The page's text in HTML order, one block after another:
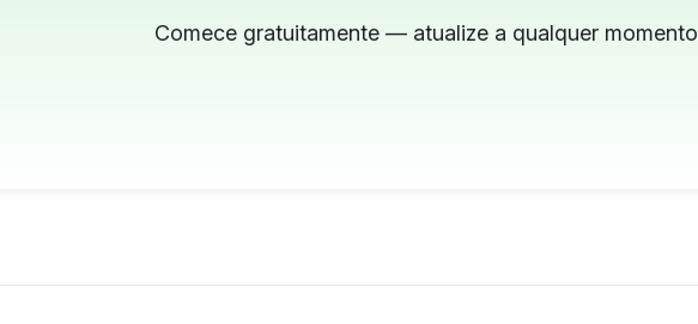
Comece gratuitamente — atualize a qualquer momento